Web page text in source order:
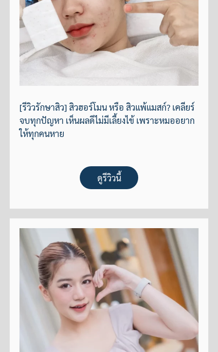
[รีวิวรักษาสิว] สิวฮอร์โมน หรือ สิวแพ้แมสก์? เคลียร์
จบทุกปัญหา เห็นผลดีไม่มีเลี้ยงไข้ เพราะหมออยาก
ให้ทุกคนหาย
ดูรีวิวนี้